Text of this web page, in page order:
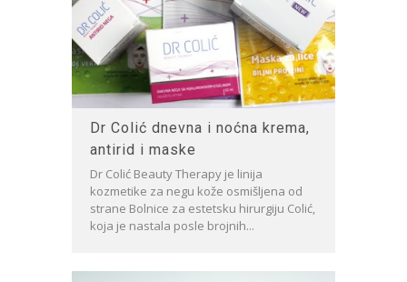
Dr Colić dnevna i noćna krema,
antirid i maske
Dr Colić Beauty Therapy je linija
kozmetike za negu kože osmišljena od
strane Bolnice za estetsku hirurgiju Colić,
koja je nastala posle brojnih...